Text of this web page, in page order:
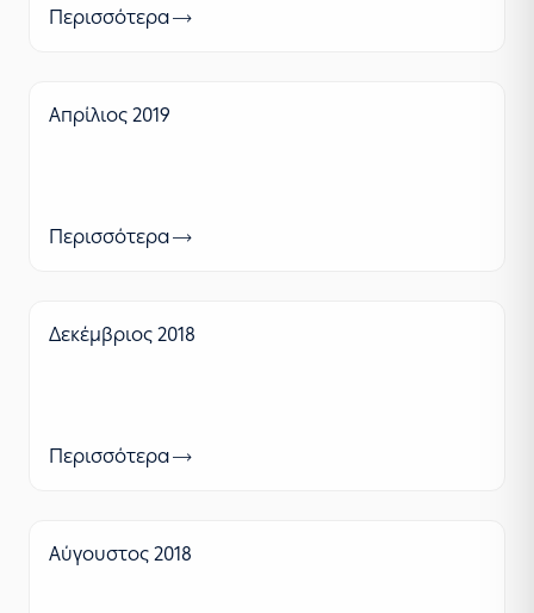
Περισσότερα
Απρίλιος 2019
Περισσότερα
Δεκέμβριος 2018
Περισσότερα
Αύγουστος 2018